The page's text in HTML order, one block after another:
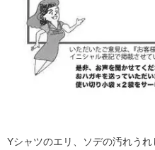
Yシャツのエリ、ソデの汚れう